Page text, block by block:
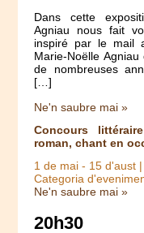
Dans cette
Agniau nous fait
inspiré par le mail
Marie-Noëlle
de nombreuses
[…]
Ne'n saubre mai »
Concours
roman, chant en
1 de mai - 15 d'aust |
Categoria
Ne'n saubre mai »
20h30